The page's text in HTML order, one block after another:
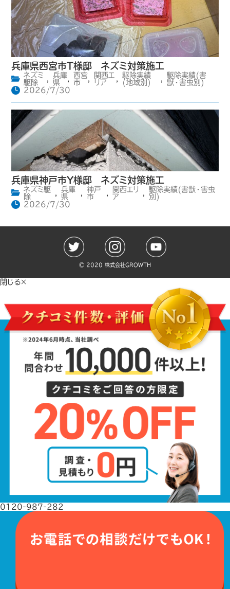
兵庫県西宮市T様邸 ネズミ対策施工
ネズミ
駆除
,
兵庫
県
,
西宮
市
,
関西エ
リア
,
駆除実績
(地域別)
,
駆除実績(害
獣・害虫別)
2026/7/30
兵庫県神戸市Y様邸 ネズミ対策施工
ネズミ駆
除
兵庫
県
神戸
市
関西エリ
ア
駆除実績(害獣・害虫
別)
2026/7/30
©️ 2020 株式会社GROWTH
閉じる×
0120-987-282